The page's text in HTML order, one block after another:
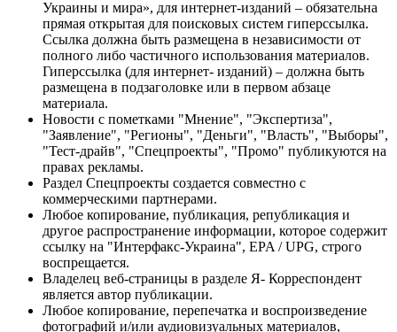
Украины и мира», для интернет-изданий – обязательна
прямая открытая для поисковых систем гиперссылка.
Ссылка должна быть размещена в независимости от
полного либо частичного использования материалов.
Гиперссылка (для интернет- изданий) – должна быть
размещена в подзаголовке или в первом абзаце
материала.
Новости с пометками "Мнение", "Экспертиза",
"Заявление", "Регионы", "Деньги", "Власть", "Выборы",
"Тест-драйв", "Спецпроекты", "Промо" публикуются на
правах рекламы.
Раздел Спецпроекты создается совместно с
коммерческими партнерами.
Любое копирование, публикация, републикация и
другое распространение информации, которое содержит
ссылку на "Интерфакс-Украина", EPA / UPG, строго
воспрещается.
Владелец веб-страницы в разделе Я- Корреспондент
является автор публикации.
Любое копирование, перепечатка и воспроизведение
фотографий и/или аудиовизуальных материалов,